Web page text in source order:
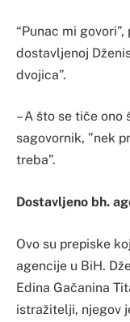
“Punac mi
dostavljenoj
dvojica”.
– A što se tiče ono
sagovornik, ”nek
treba”.
Dostavljeno bh.
Ovo su prepiske
agencije u BiH.
Edina Gačanina
istražitelji, njegov